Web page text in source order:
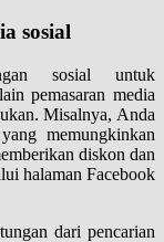
sosial
sosial untuk
pemasaran media
Misalnya, Anda
memungkinkan
diskon dan
halaman Facebook
dari pencarian